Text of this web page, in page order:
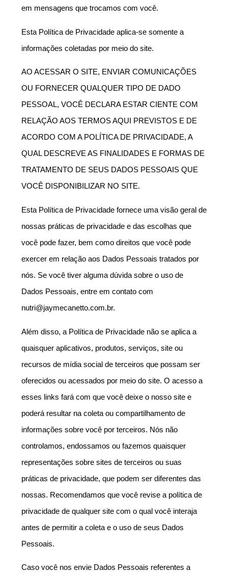
em mensagens que trocamos com você.
Esta Política de Privacidade aplica-se somente a
informações coletadas por meio do site.
AO ACESSAR O SITE, ENVIAR COMUNICAÇÕES
OU FORNECER QUALQUER TIPO DE DADO
PESSOAL, VOCÊ DECLARA ESTAR CIENTE COM
RELAÇÃO AOS TERMOS AQUI PREVISTOS E DE
ACORDO COM A POLÍTICA DE PRIVACIDADE, A
QUAL DESCREVE AS FINALIDADES E FORMAS DE
TRATAMENTO DE SEUS DADOS PESSOAIS QUE
VOCÊ DISPONIBILIZAR NO SITE.
Esta Política de Privacidade fornece uma visão geral de
nossas práticas de privacidade e das escolhas que
você pode fazer, bem como direitos que você pode
exercer em relação aos Dados Pessoais tratados por
nós. Se você tiver alguma dúvida sobre o uso de
Dados Pessoais, entre em contato com
nutri@jaymecanetto.com.br.
Além disso, a Política de Privacidade não se aplica a
quaisquer aplicativos, produtos, serviços, site ou
recursos de mídia social de terceiros que possam ser
oferecidos ou acessados por meio do site. O acesso a
esses links fará com que você deixe o nosso site e
poderá resultar na coleta ou compartilhamento de
informações sobre você por terceiros. Nós não
controlamos, endossamos ou fazemos quaisquer
representações sobre sites de terceiros ou suas
práticas de privacidade, que podem ser diferentes das
nossas. Recomendamos que você revise a política de
privacidade de qualquer site com o qual você interaja
antes de permitir a coleta e o uso de seus Dados
Pessoais.
Caso você nos envie Dados Pessoais referentes a